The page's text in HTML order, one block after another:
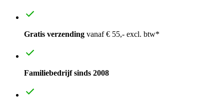
Gratis verzending vanaf € 55,- excl. btw*
Familiebedrijf sinds 2008